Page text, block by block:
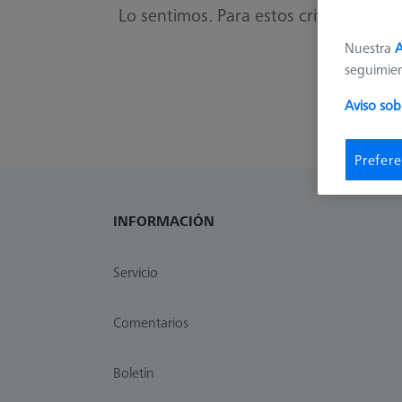
Lo sentimos. Para estos criterios no
INFORMACIÓN
Servicio
Comentarios
Boletín
Nuestra
Aviso